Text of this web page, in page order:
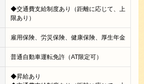
◆交通費支給制度あり（距離に応じて、上
限あり）
雇用保険、労災保険、健康保険、厚生年金
普通自動車運転免許（AT限定可）
◆昇給あり